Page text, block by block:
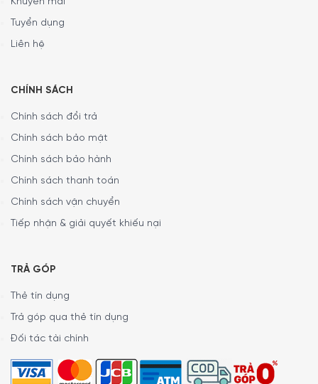
Tuyển dụng
Liên hệ
CHÍNH SÁCH
Chính sách đổi trả
Chính sách bảo mật
Chính sách bảo hành
Chính sách thanh toán
Chính sách vận chuyển
Tiếp nhận & giải quyết khiếu nại
TRẢ GÓP
Thẻ tín dụng
Trả góp qua thẻ tín dụng
Đối tác tài chính